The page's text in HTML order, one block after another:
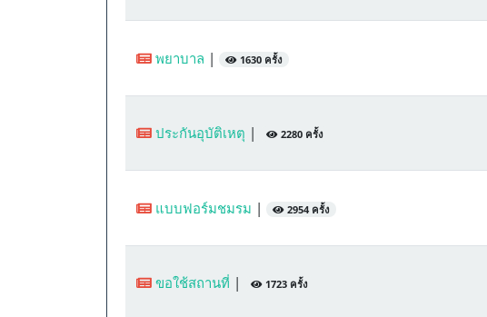
พยาบาล | 1630 ครั้ง
ประกันอุบัติเหตุ | 2280 ครั้ง
แบบฟอร์มชมรม | 2954 ครั้ง
ขอใช้สถานที่ | 1723 ครั้ง